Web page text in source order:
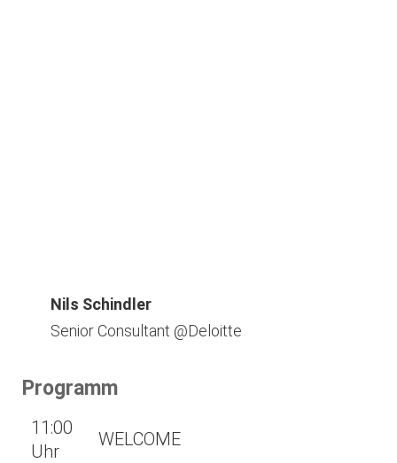
Nils Schindler
Senior Consultant @Deloitte
Programm
11:00
Uhr
WELCOME